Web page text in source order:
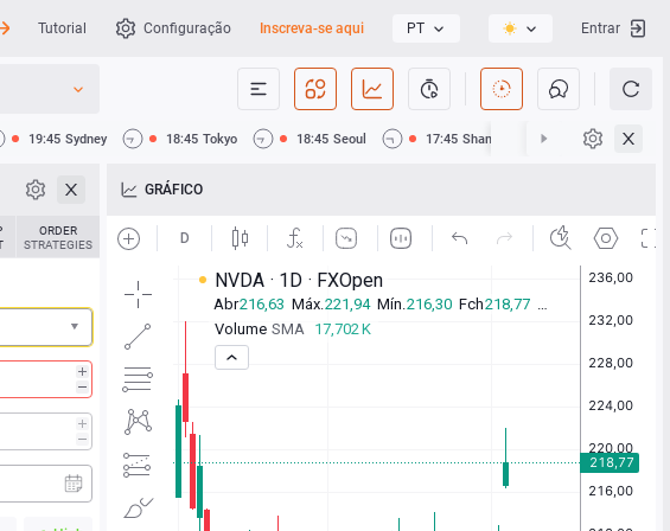
Tutorial Configuração Inscreva-se aqui PT Entrar
19:45 Sydney 18:45 Tokyo 18:45 Seoul 17:45 Shanghai 17:45 Hong
ORDER
STRATEGIES
GRÁFICO